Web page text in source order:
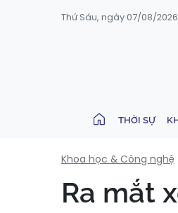
Thứ Sáu, ngày 07/08/2026
THỜI SỰ
Khoa học & Công nghệ
Ra mắt